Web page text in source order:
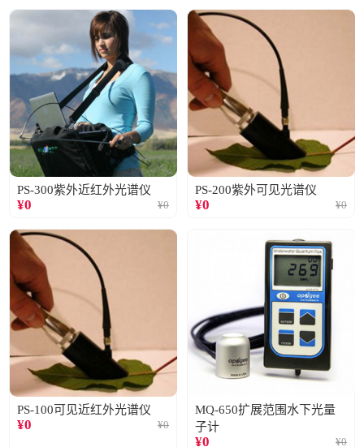
PS-300紫外近红外光谱仪
¥0 ¥0
PS-200紫外可见光谱仪
¥0 ¥0
PS-100可见近红外光谱仪
¥0 ¥0
MQ-650扩展范围水下光量
子计
¥0 ¥0